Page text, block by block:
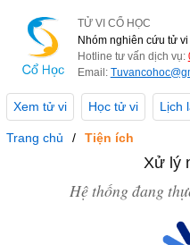
TỬ VI CỔ HỌC
Nhóm nghiên cứu tử
Hotline tư vấn dịch vụ:
Email:
Xem tử vi Học tử vi Lịch
Trang chủ Tiện ích
Xử lý
Hệ thống đang